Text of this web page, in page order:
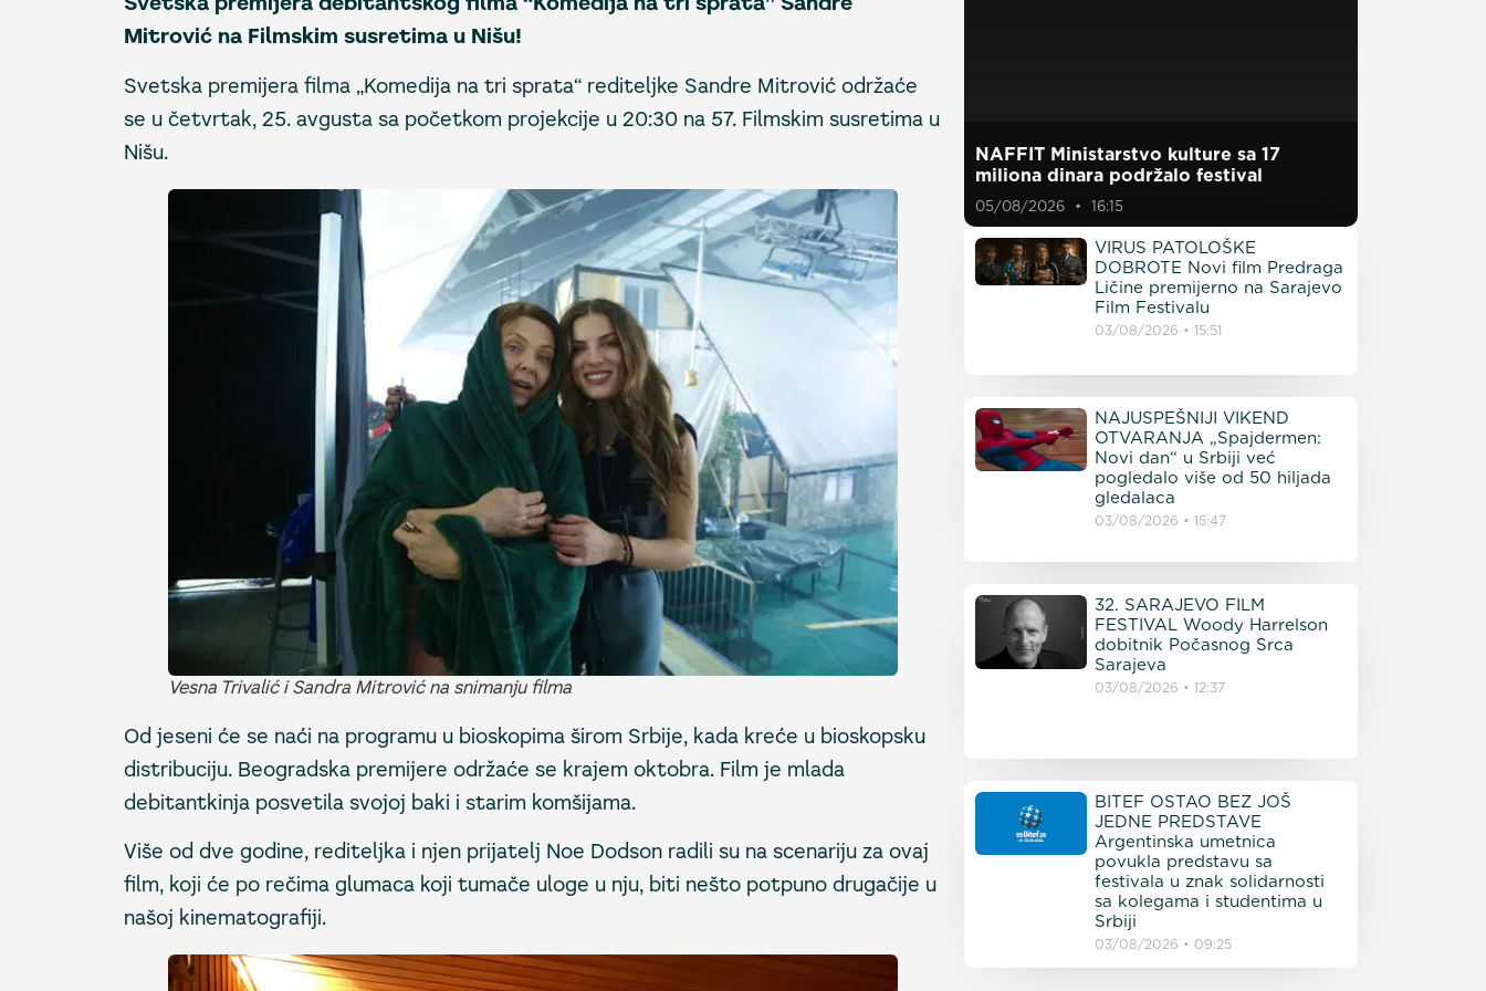
Mitrović na Filmskim susretima u Nišu!
Svetska premijera filma „Komedija na tri sprata“ rediteljke Sandre Mitrović održaće
se u četvrtak, 25. avgusta sa početkom projekcije u 20:30 na 57. Filmskim susretima u
Nišu.
Vesna Trivalić i Sandra Mitrović na snimanju filma
Od jeseni će se naći na programu u bioskopima širom Srbije, kada kreće u bioskopsku
distribuciju. Beogradska premijere održaće se krajem oktobra. Film je mlada
debitantkinja posvetila svojoj baki i starim komšijama.
Više od dve godine, rediteljka i njen prijatelj Noe Dodson radili su na scenariju za ovaj
film, koji će po rečima glumaca koji tumače uloge u nju, biti nešto potpuno drugačije u
našoj kinematografiji.
NAFFIT Ministarstvo kulture sa 17
miliona dinara podržalo festival
05/08/2026 16:15
VIRUS PATOLOŠKE
DOBROTE Novi film Predraga
Ličine premijerno na Sarajevo
Film Festivalu
03/08/2026 15:51
NAJUSPEŠNIJI VIKEND
OTVARANJA „Spajdermen:
Novi dan“ u Srbiji već
pogledalo više od 50 hiljada
gledalaca
03/08/2026 15:47
32. SARAJEVO FILM
FESTIVAL Woody Harrelson
dobitnik Počasnog Srca
Sarajeva
03/08/2026 12:37
BITEF OSTAO BEZ JOŠ
JEDNE PREDSTAVE
Argentinska umetnica
povukla predstavu sa
festivala u znak solidarnosti
sa kolegama i studentima u
Srbiji
03/08/2026 09:25